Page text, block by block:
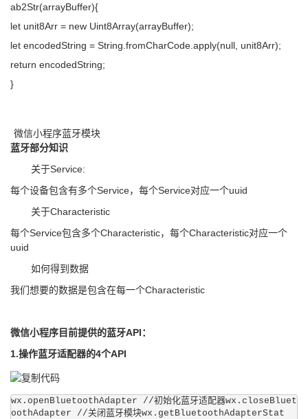
ab2Str(arrayBuffer){
let unit8Arr = new Uint8Array(arrayBuffer);
let encodedString = String.fromCharCode.apply(null, unit8Arr);
return encodedString;
}
微信小程序蓝牙模块
蓝牙部分知识
关于Service:
每个设备包含有多个Service，每个Service对应一个uuid
关于Characteristic
每个Service包含多个Characteristic，每个Characteristic对应一个
uuid
如何得到数据
我们想要的数据是包含在每一个Characteristic
微信小程序目前提供的蓝牙API：
1.操作蓝牙适配器的4个API
wx.openBluetoothAdapter //初始化蓝牙适配器wx.closeBluet
oothAdapter //关闭蓝牙模块wx.getBluetoothAdapterStat